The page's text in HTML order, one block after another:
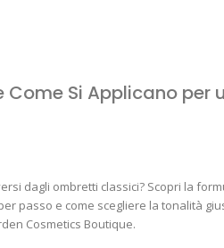
Si Applicano per
dagli ombretti classici? Scopri la
passo e come scegliere la tonalità
Cosmetics Boutique.